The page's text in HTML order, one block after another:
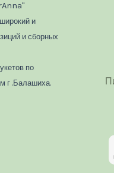
и
и сборных
по
г .Балашиха.